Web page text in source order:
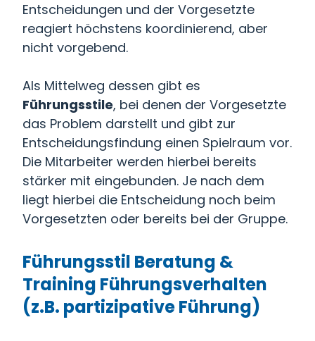
Entscheidungen und der Vorgesetzte
reagiert höchstens koordinierend, aber
nicht vorgebend.
Als Mittelweg dessen gibt es
Führungsstile, bei denen der Vorgesetzte
das Problem darstellt und gibt zur
Entscheidungsfindung einen Spielraum vor.
Die Mitarbeiter werden hierbei bereits
stärker mit eingebunden. Je nach dem
liegt hierbei die Entscheidung noch beim
Vorgesetzten oder bereits bei der Gruppe.
Führungsstil Beratung &
Training Führungsverhalten
(z.B. partizipative Führung)